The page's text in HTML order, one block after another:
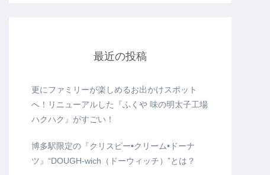
最近の投稿
更にファミリーが楽しめるお出かけスポット
へ！リニューアルした『ふくや 味の明太子工場
ハクハク』がすごい！
博多駅限定の『クリスピー•クリーム•ドーナ
ツ』“DOUGH-wich（ドーウィッチ）”とは？